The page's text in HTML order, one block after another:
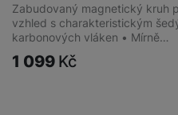
Zabudovaný magnetický kruh
vzhled s charakteristickým
karbonových vláken • Mírně…
1 099 Kč